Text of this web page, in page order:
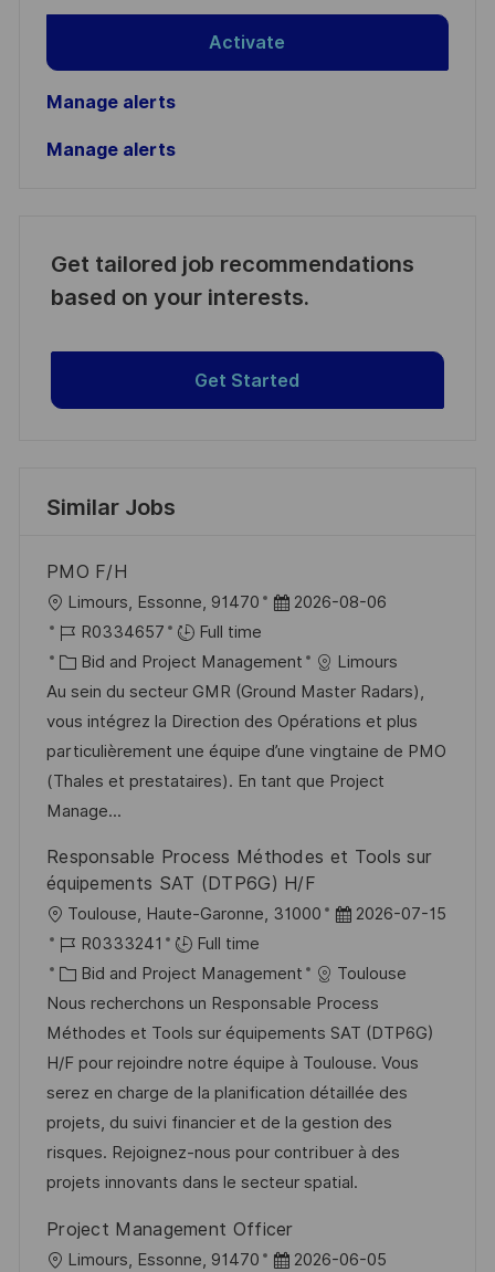
Activate
Manage alerts
Manage alerts
Get tailored job recommendations
based on your interests.
Get Started
Similar Jobs
PMO F/H
L
o
c
a
t
i
o
n
Limours, Essonne, 91470
P
s
t
e
d
D
e
2026-08-06
J
o
b
I
d
R0334657
Full time
C
a
t
e
g
o
y
Bid and Project Management
Limours
Au sein du secteur GMR (Ground Master Radars),
vous intégrez la Direction des Opérations et plus
particulièrement une équipe d’une vingtaine de PMO
(Thales et prestataires). En tant que Project
Manage...
Responsable Process Méthodes et Tools sur
équipements SAT (DTP6G) H/F
L
o
c
a
t
i
o
n
Toulouse, Haute-Garonne, 31000
P
s
t
e
d
D
a
t
e
2026-07-15
J
o
b
I
d
R0333241
Full time
C
a
t
e
g
o
r
y
Bid and Project Management
Toulouse
Nous recherchons un Responsable Process
Méthodes et Tools sur équipements SAT (DTP6G)
H/F pour rejoindre notre équipe à Toulouse. Vous
serez en charge de la planification détaillée des
projets, du suivi financier et de la gestion des
risques. Rejoignez-nous pour contribuer à des
projets innovants dans le secteur spatial.
Project Management Officer
L
Limours, Essonne, 91470
P 2026-06-05